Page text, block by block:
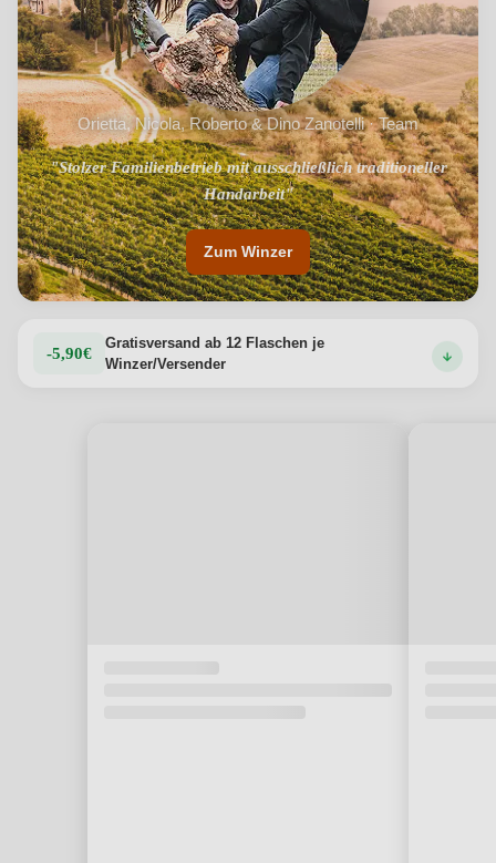
die Identität und die Exzellenz des Trentino feiert.
Produktdetails anzeigen →
Orietta, Nicola, Roberto & Dino Zanotelli · Team
"Stolzer Familienbetrieb mit ausschließlich traditioneller
Handarbeit"
Zum Winzer
-5,90€
Gratisversand ab 12 Flaschen je
Winzer/Versender